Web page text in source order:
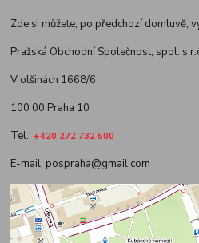
Zde si můžete, po předchozí domluvě,
Pražská Obchodní Společnost, spol. s
V olšinách 1668/6
100 00 Praha 10
Tel.: +420 272 732 500
E-mail: pospraha@gmail.com